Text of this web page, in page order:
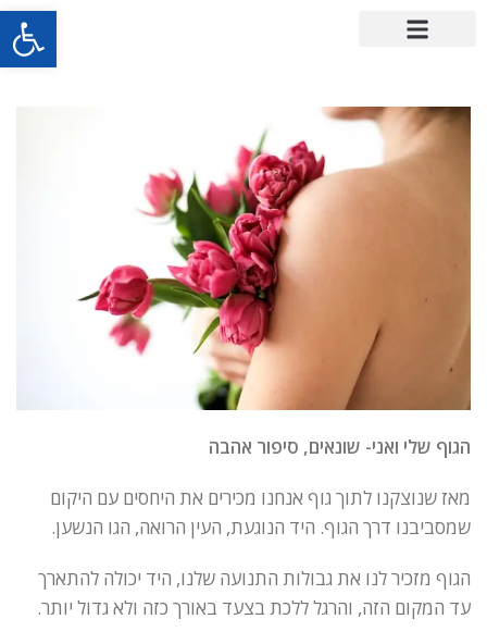
פתח
הגוף שלי ואני- שונאים, סיפור אהבה
מאז שנוצקנו לתוך גוף אנחנו מכירים את היחסים עם היקום
שמסביבנו דרך הגוף. היד הנוגעת, העין הרואה, הגו הנשען.
הגוף מזכיר לנו את גבולות התנועה שלנו, היד יכולה להתארך
עד המקום הזה, והרגל ללכת בצעד באורך כזה ולא גדול יותר.